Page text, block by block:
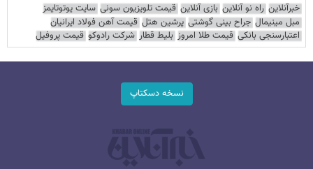
خبرآنلاین راه نو آنلاین بازی آنلاین قیمت تلویزیون سونی سایت یوتوتایمز
مبل مینیمال جراح بینی گوشتی پرشین هتل قیمت آهن فولاد ایرانیان
اعتبارسنجی بانکی قیمت طلا امروز بلیط قطار شرکت رادوکو قیمت پروفیل
نسخه دسکتاپ